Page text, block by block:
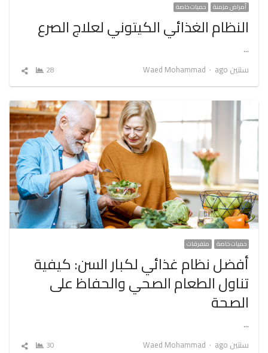
أمراض مزمنة حميات خاصة
النظام الغذائي الكيتوني لعلاج الصرع
…
سنتين ago
Author
Waed Mohammad
28
شارك
حميات خاصة متفرقات
أفضل نظام غذائي لكبار السن: كيفية
تناول الطعام الصحي والحفاظ على
الصحة
…
سنتين ago
Author
Waed Mohammad
30
شارك